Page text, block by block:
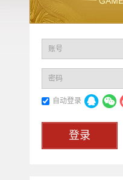
账号
密码
自动登录
登录